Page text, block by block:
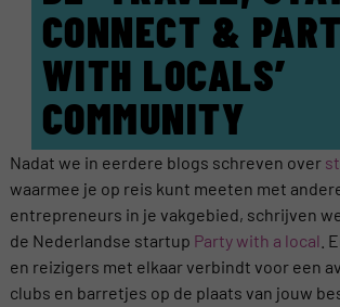
CONNECT &
WITH LOCALS’
COMMUNITY
Nadat we in eerdere blogs schreven over
waarmee je op reis kunt meeten met
entrepreneurs in je vakgebied, schrijven
de Nederlandse startup Party with a local .
en reizigers met elkaar verbindt voor een
clubs en barretjes op de plaats van jouw